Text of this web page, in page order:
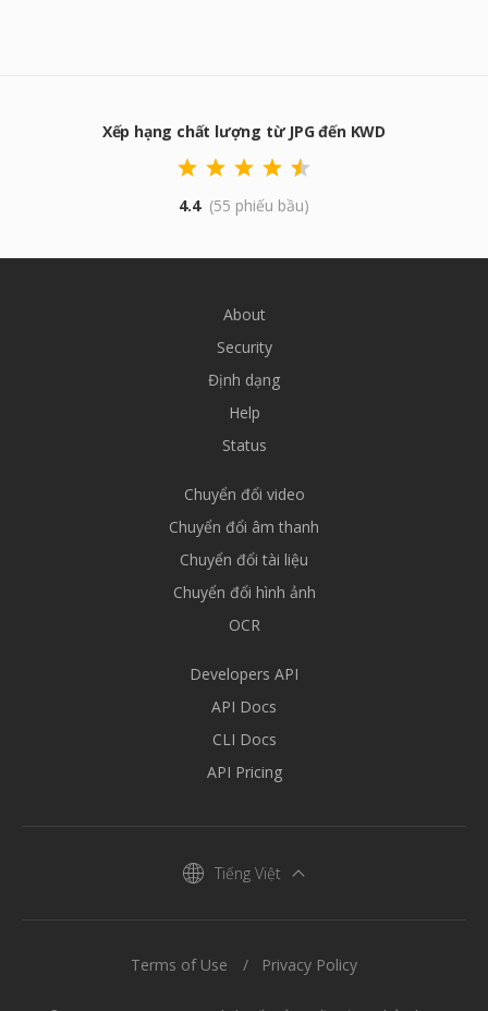
Xếp hạng chất lượng từ JPG đến KWD
4.4 (55 phiếu bầu)
About
Security
Định dạng
Help
Status
Chuyển đổi video
Chuyển đổi âm thanh
Chuyển đổi tài liệu
Chuyển đổi hình ảnh
OCR
Developers API
API Docs
CLI Docs
API Pricing
Tiếng Việt
Terms of Use Privacy Policy